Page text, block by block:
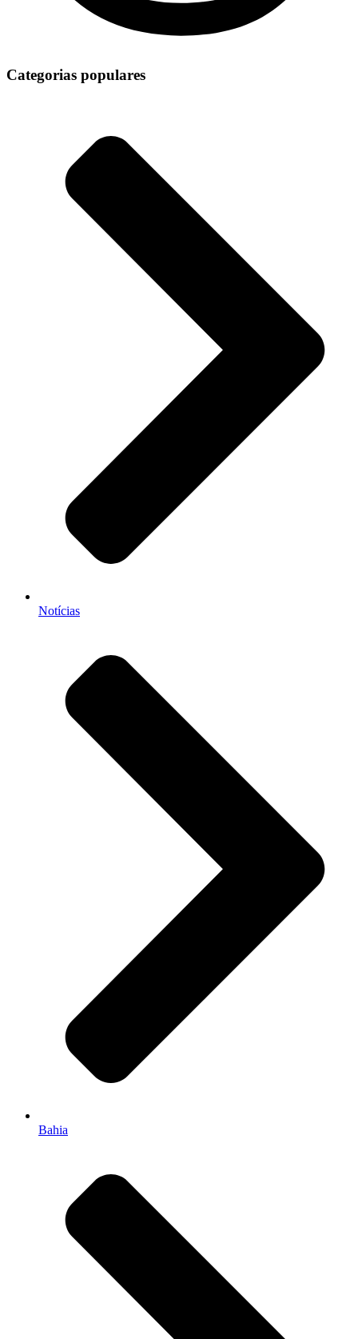
Categorias populares
Notícias
Bahia